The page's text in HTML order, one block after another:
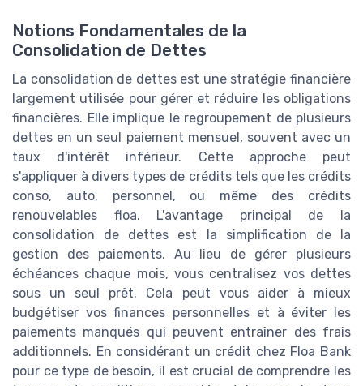
Notions Fondamentales de la
Consolidation de Dettes
La consolidation de dettes est une stratégie financière
largement utilisée pour gérer et réduire les obligations
financières. Elle implique le regroupement de plusieurs
dettes en un seul paiement mensuel, souvent avec un
taux d'intérêt inférieur. Cette approche peut
s'appliquer à divers types de crédits tels que les crédits
conso, auto, personnel, ou même des crédits
renouvelables floa. L'avantage principal de la
consolidation de dettes est la simplification de la
gestion des paiements. Au lieu de gérer plusieurs
échéances chaque mois, vous centralisez vos dettes
sous un seul prêt. Cela peut vous aider à mieux
budgétiser vos finances personnelles et à éviter les
paiements manqués qui peuvent entraîner des frais
additionnels. En considérant un crédit chez Floa Bank
pour ce type de besoin, il est crucial de comprendre les